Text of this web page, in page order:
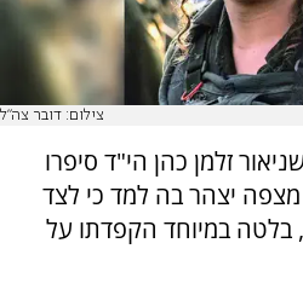
צילום: דובר צה"ל
זלמן כהן הי"ד סיפרו
יצהר בה למד כי לצד
בלטה במיוחד הקפדתו על